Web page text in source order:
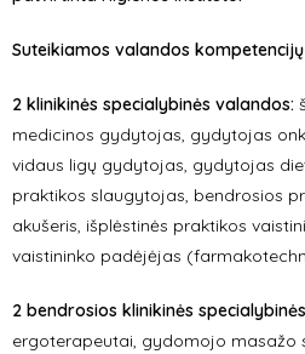
Suteikiamos valandos
2 klinikinės specialybinės valandos:
medicinos gydytojas, gydytojas
vidaus ligų gydytojas, gydytojas
praktikos slaugytojas, bendrosios
akušeris, išplėstinės praktikos
vaistininko padėjėjas
2 bendrosios klinikinės
ergoterapeutai, gydomojo masažo